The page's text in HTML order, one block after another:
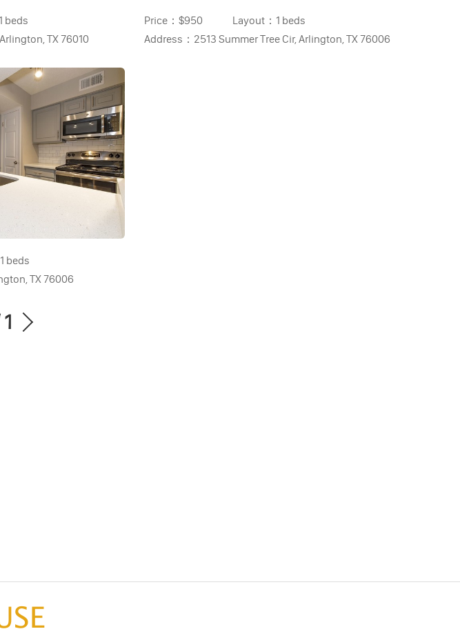
1 beds
TX 76010
Price： $950 Layout： 1 beds
Address： 2513 Summer Tree Cir, Arlington, TX 76006
1 beds
TX 76006
1